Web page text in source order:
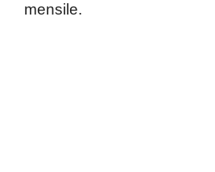
mensile.